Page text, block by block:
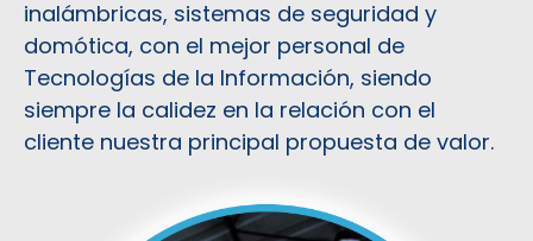
inalámbricas, sistemas de seguridad y
domótica, con el mejor personal de
Tecnologías de la Información, siendo
siempre la calidez en la relación con el
cliente nuestra principal propuesta de valor.